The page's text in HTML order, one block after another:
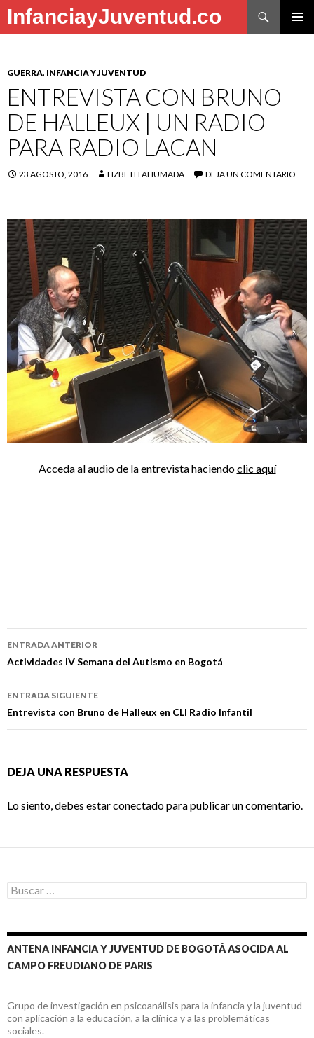
InfanciayJuventud.co
Buscar
GUERRA, INFANCIA Y JUVENTUD
ENTREVISTA CON BRUNO
DE HALLEUX | UN RADIO
PARA RADIO LACAN
23 AGOSTO, 2016 LIZBETH AHUMADA DEJA UN COMENTARIO
Acceda al audio de la entrevista haciendoclic aquí
Navegación
de
entradas
ENTRADA ANTERIOR
Actividades IV Semana del Autismo en Bogotá
ENTRADA SIGUIENTE
Entrevista con Bruno de Halleux en CLI Radio Infantil
DEJA UNA RESPUESTA
Lo siento, debes estarconectadopara publicar un comentario.
Buscar:
ANTENA INFANCIA Y JUVENTUD DE BOGOTÁ ASOCIDA AL
CAMPO FREUDIANO DE PARIS
Grupo de investigación en psicoanálisis para la infancia y la juventud
con aplicación a la educación, a la clínica y a las problemáticas
sociales.